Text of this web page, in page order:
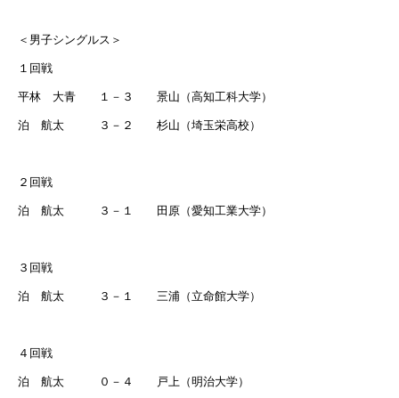
＜男子シングルス＞
１回戦
平林 大青 １－３ 景山（高知工科大学）
泊 航太 ３－２ 杉山（埼玉栄高校）
２回戦
泊 航太 ３－１ 田原（愛知工業大学）
３回戦
泊 航太 ３－１ 三浦（立命館大学）
４回戦
泊 航太 ０－４ 戸上（明治大学）